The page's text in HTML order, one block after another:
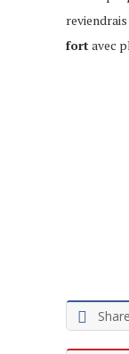
reviendrais
fort avec
Share